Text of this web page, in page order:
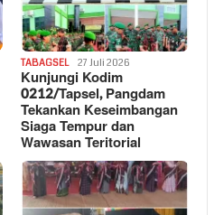
TABAGSEL 27 Juli 2026
Kunjungi Kodim
0212/Tapsel, Pangdam
Tekankan Keseimbangan
Siaga Tempur dan
Wawasan Teritorial